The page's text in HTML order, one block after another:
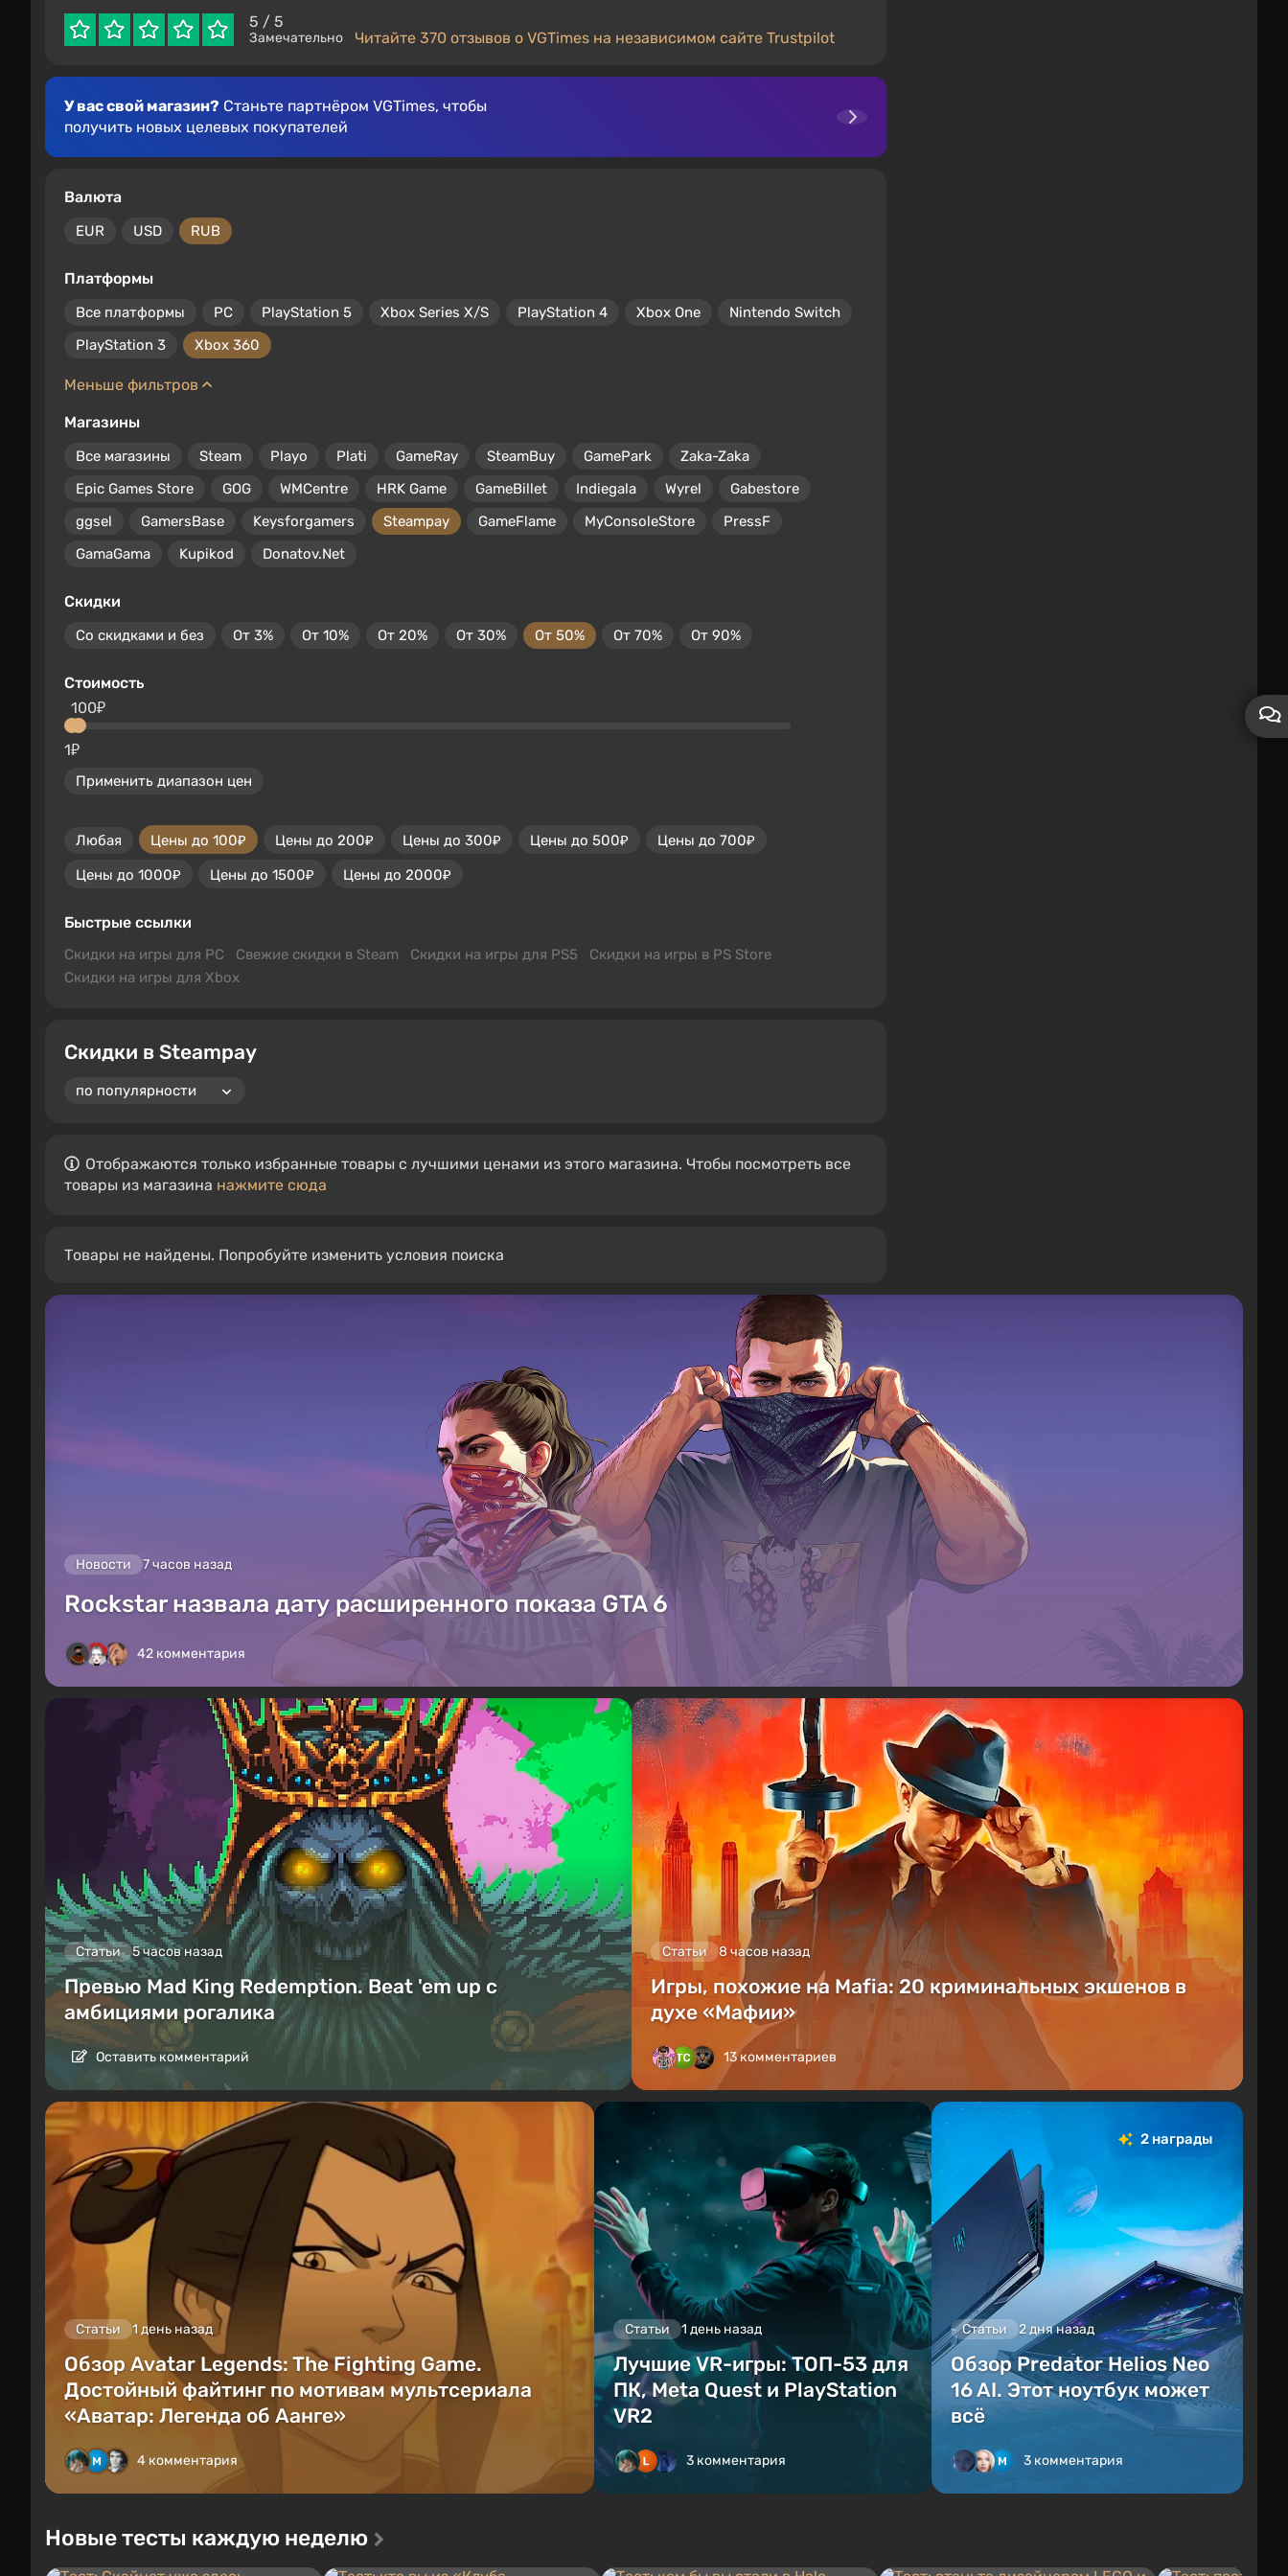
5 / 5
Замечательно Читайте 370 отзывов о VGTimes на независимом сайте Trustpilot
У вас свой магазин? Станьте партнёром VGTimes, чтобы
получить новых целевых покупателей
Валюта
EUR USD RUB
Платформы
Все платформы PC PlayStation 5 Xbox Series X/S PlayStation 4 Xbox One
Nintendo Switch
PlayStation 3
Xbox 360
Меньше фильтров
Магазины
Все магазины Steam Playo Plati GameRay SteamBuy GamePark
Zaka-Zaka
Epic Games Store
GOG WMCentre HRK Game GameBillet Indiegala Wyrel
Gabestore
ggsel
GamersBase Keysforgamers Steampay GameFlame MyConsoleStore
PressF
GamaGama
Kupikod Donatov.Net
Скидки
Со скидками и без От 3% От 10% От 20% От 30% От 50% От 70% От 90%
Стоимость
1₽
100₽
Применить диапазон цен
Любая Цены до 100₽ Цены до 200₽ Цены до 300₽ Цены до 500₽
Цены до 700₽
Цены до 1000₽
Цены до 1500₽ Цены до 2000₽
Быстрые ссылки
Скидки на игры для PC Свежие скидки в Steam Скидки на игры для PS5
Скидки на игры в PS Store
Скидки на игры для Xbox
Скидки в Steampay
Отображаются только избранные товары с лучшими ценами из этого магазина. Чтобы посмотреть все
товары из магазина нажмите сюда
Товары не найдены. Попробуйте изменить условия поиска
Новости 7 часов назад
Rockstar назвала дату расширенного показа GTA 6
42 комментария
Статьи 5 часов назад
Превью Mad King Redemption. Beat 'em up с
амбициями рогалика
Оставить комментарий
Статьи 8 часов назад
Игры, похожие на Mafia: 20 криминальных экшенов в
духе «Мафии»
13 комментариев
Статьи 1 день назад
Обзор Avatar Legends: The Fighting Game.
Достойный файтинг по мотивам мультсериала
«Аватар: Легенда об Аанге»
4 комментария
Статьи 1 день назад
Лучшие VR-игры: ТОП-53 для
ПК, Meta Quest и PlayStation
VR2
3 комментария
2 награды
Статьи 2 дня назад
Обзор Predator Helios Neo
16 AI. Этот ноутбук может
всё
3 комментария
Новые тесты каждую неделю